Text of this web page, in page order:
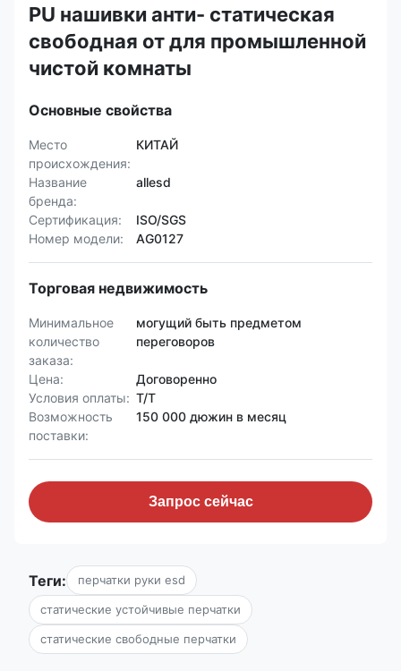
PU нашивки анти- статическая
свободная от для промышленной
чистой комнаты
Основные свойства
Место
происхождения:
КИТАЙ
Название
бренда:
allesd
Сертификация:
ISO/SGS
Номер модели:
AG0127
Торговая недвижимость
Минимальное
количество
заказа:
могущий быть предметом
переговоров
Цена:
Договоренно
Условия оплаты: T/T
Возможность
поставки:
150 000 дюжин в месяц
Запрос сейчас
Теги: перчатки руки esd
статические устойчивые перчатки
статические свободные перчатки